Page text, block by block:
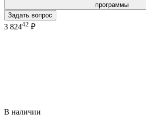
программы
Задать вопрос
3 82442 ₽
В наличии